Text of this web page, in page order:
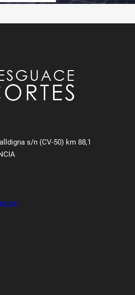
s/n (CV-50) km 88,1